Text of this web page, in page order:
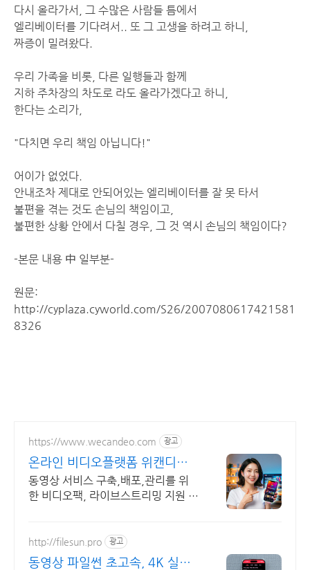
다시 올라가서, 그 수많은 사람들 틈에서
엘리베이터를 기다려서.. 또 그 고생을 하려고 하니,
짜증이 밀려왔다.
우리 가족을 비롯, 다른 일행들과 함께
지하 주차장의 차도로 라도 올라가겠다고 하니,
한다는 소리가,
"다치면 우리 책임 아닙니다!"
어이가 없었다.
안내조차 제대로 안되어있는 엘리베이터를 잘 못 타서
불편을 겪는 것도 손님의 책임이고,
불편한 상황 안에서 다칠 경우, 그 것 역시 손님의 책임이다?
-본문 내용 中 일부분-
원문:
http://cyplaza.cyworld.com/S26/2007080617421581
8326
https://www.wecandeo.com 광고
온라인 비디오플랫폼 위캔디오
무료플랜으로 시작하세요!
동영상 서비스 구축,배포,관리를 위
한 비디오팩, 라이브스트리밍 지원 라
http://filesun.pro 광고
동영상 파일썬 초고속, 4K 실시